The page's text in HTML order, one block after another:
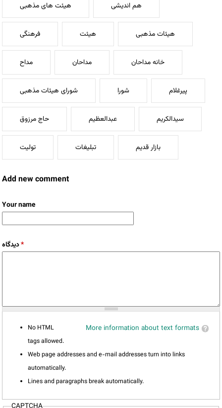
هیئت های مذهبی هم اندیشی
فرهنگی هیئت هیئات مذهبی
مداح مداحان خانه مداحان
شورای هیئات مذهبی شورا پیرغلام
حاج مرزوق عبدالعظیم سیدالکریم
تولیت تبلیغات بازار قدیم
Add new comment
Your name
دیدگاه*
More information about text formats
No HTML
tags allowed.
Web page addresses and e-mail addresses turn into links
automatically.
Lines and paragraphs break automatically.